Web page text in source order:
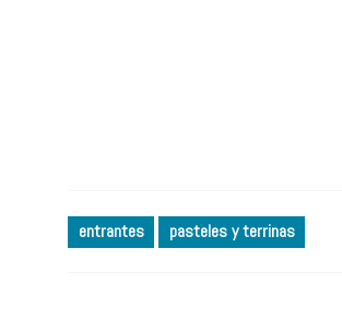
entrantes pasteles y terrinas